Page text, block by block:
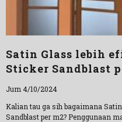
Satin Glass lebih
Sticker Sandblast
Jum 4/10/2024
Kalian tau ga sih bagaimana
Sandblast per m2? Penggunaan